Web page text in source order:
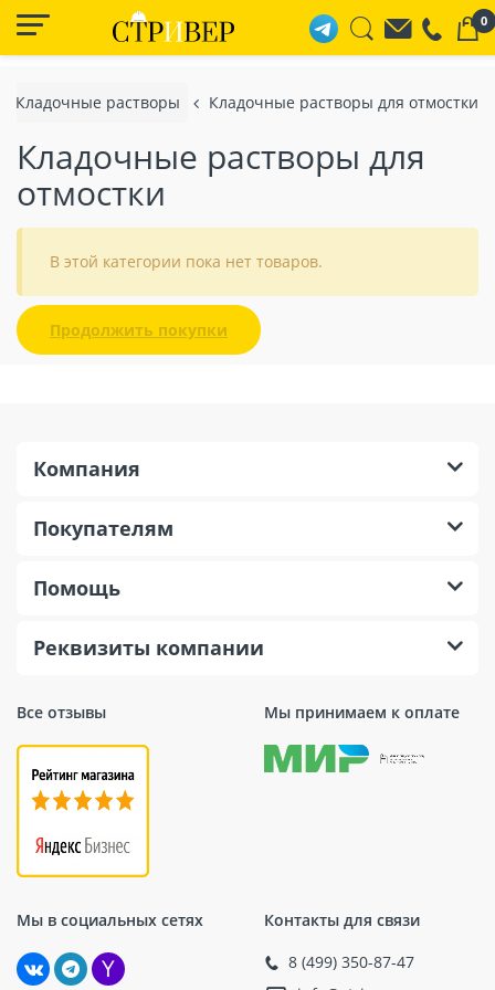
0
Кладочные растворы Кладочные растворы для отмостки
Кладочные растворы для
отмостки
В этой категории пока нет товаров.
Продолжить покупки
Все отзывы Мы принимаем к оплате
Мы в социальных сетях Контакты для связи
8 (499) 350-87-47
Компания
Покупателям
Помощь
Реквизиты компании